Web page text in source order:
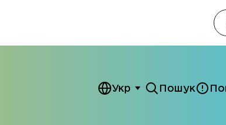
Укр Пошук